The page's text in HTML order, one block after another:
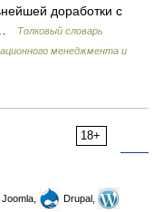
доработки с
…
Толковый словарь
менеджмента и
18+
Joomla,
Drupal,